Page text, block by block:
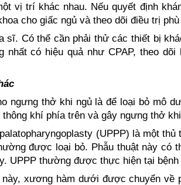
vị trí khác nhau. Nếu quyết định
cho giấc ngủ và theo dõi điều trị
sĩ. Có thể cần phải thử các thiết bị
nhất có hiệu quả như CPAP, theo
ngưng thở khi ngủ là để loại bỏ mô
khí phía trên và gây ngưng thở
(UPPP) là một
được loại bỏ. Phẫu thuật này có
UPPP thường được thực hiện tại
này, xương hàm dưới được chuyển